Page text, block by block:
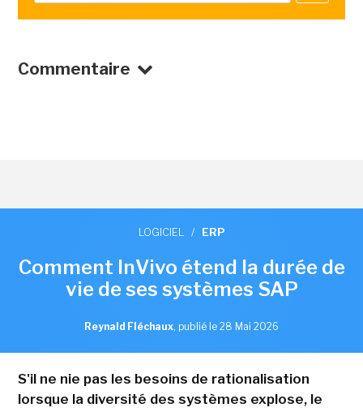
Commentaire
LOGICIEL / ERP
Comment InVivo étend la durée de
vie de ses systèmes SAP
Reynald Fléchaux, publié le 28 Mai 2026
S'il ne nie pas les besoins de rationalisation
lorsque la diversité des systèmes explose, le